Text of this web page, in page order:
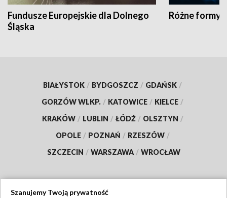
Fundusze Europejskie dla Dolnego
Śląska
Różne formy
BIAŁYSTOK / BYDGOSZCZ / GDAŃSK /
GORZÓW WLKP. / KATOWICE / KIELCE /
KRAKÓW / LUBLIN / ŁÓDŹ / OLSZTYN /
OPOLE / POZNAŃ / RZESZÓW /
SZCZECIN / WARSZAWA / WROCŁAW
Szanujemy Twoją prywatność